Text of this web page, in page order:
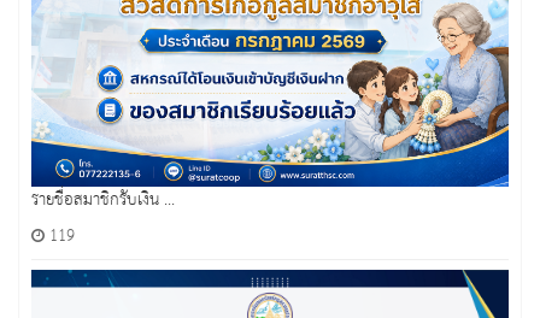
รายชื่อสมาชิกรับเงิน ...
119